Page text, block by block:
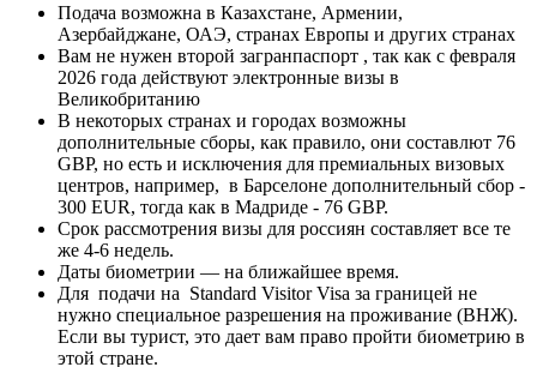
Подача возможна в Казахстане, Армении,
Азербайджане, ОАЭ, странах Европы и других странах
Вам не нужен второй загранпаспорт , так как с февраля
2026 года действуют электронные визы в
Великобританию
В некоторых странах и городах возможны
дополнительные сборы, как правило, они составлют 76
GBP, но есть и исключения для премиальных визовых
центров, например, в Барселоне дополнительный сбор -
300 EUR, тогда как в Мадриде - 76 GBP.
Срок рассмотрения визы для россиян составляет все те
же 4-6 недель.
Даты биометрии — на ближайшее время.
Для подачи на Standard Visitor Visa за границей не
нужно специальное разрешения на проживание (ВНЖ).
Если вы турист, это дает вам право пройти биометрию в
этой стране.